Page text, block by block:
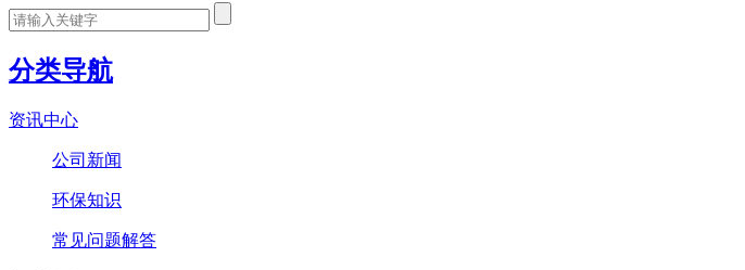
分类导航
资讯中心
公司新闻
环保知识
常见问题解答